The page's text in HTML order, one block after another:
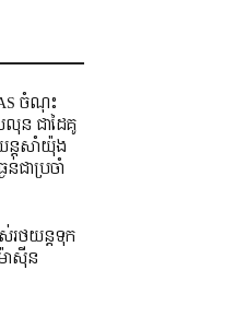
ចំណុះ
ន ជាដៃគូ
ន្តសាំយ៉ុង
ន់ជាប្រចាំ
រថយន្តទុក
ាស៊ីន